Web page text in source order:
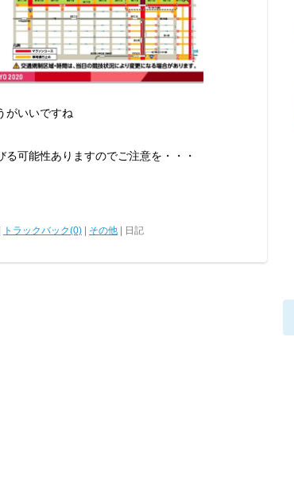
がいいですね
可能性ありますのでご注意を・・・
トラックバック(0) その他 | 日記